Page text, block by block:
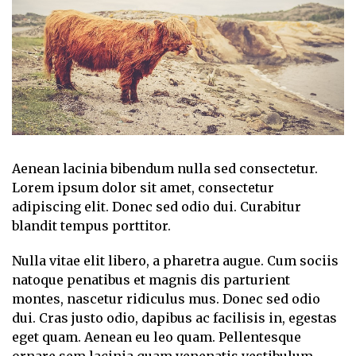
Aenean lacinia bibendum nulla sed consectetur.
Lorem ipsum dolor sit amet, consectetur
adipiscing elit. Donec sed odio dui. Curabitur
blandit tempus porttitor.
Nulla vitae elit libero, a pharetra augue. Cum sociis
natoque penatibus et magnis dis parturient
montes, nascetur ridiculus mus. Donec sed odio
dui. Cras justo odio, dapibus ac facilisis in, egestas
eget quam. Aenean eu leo quam. Pellentesque